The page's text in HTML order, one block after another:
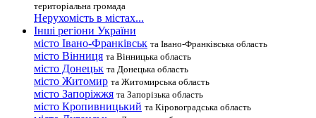
територіальна громада
Нерухомість в містах...
Інші регіони України
місто Івано-Франківськ та Івано-Франківська область
місто Вінниця та Вінницька область
місто Донецьк та Донецька область
місто Житомир та Житомирська область
місто Запоріжжя та Запорізька область
місто Кропивницький та Кіровоградська область